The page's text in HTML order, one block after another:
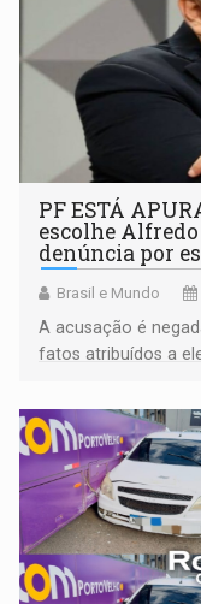
PF ESTÁ
escolhe
denúncia por
Brasil e Mundo
A acusação é
fatos atribuídos a